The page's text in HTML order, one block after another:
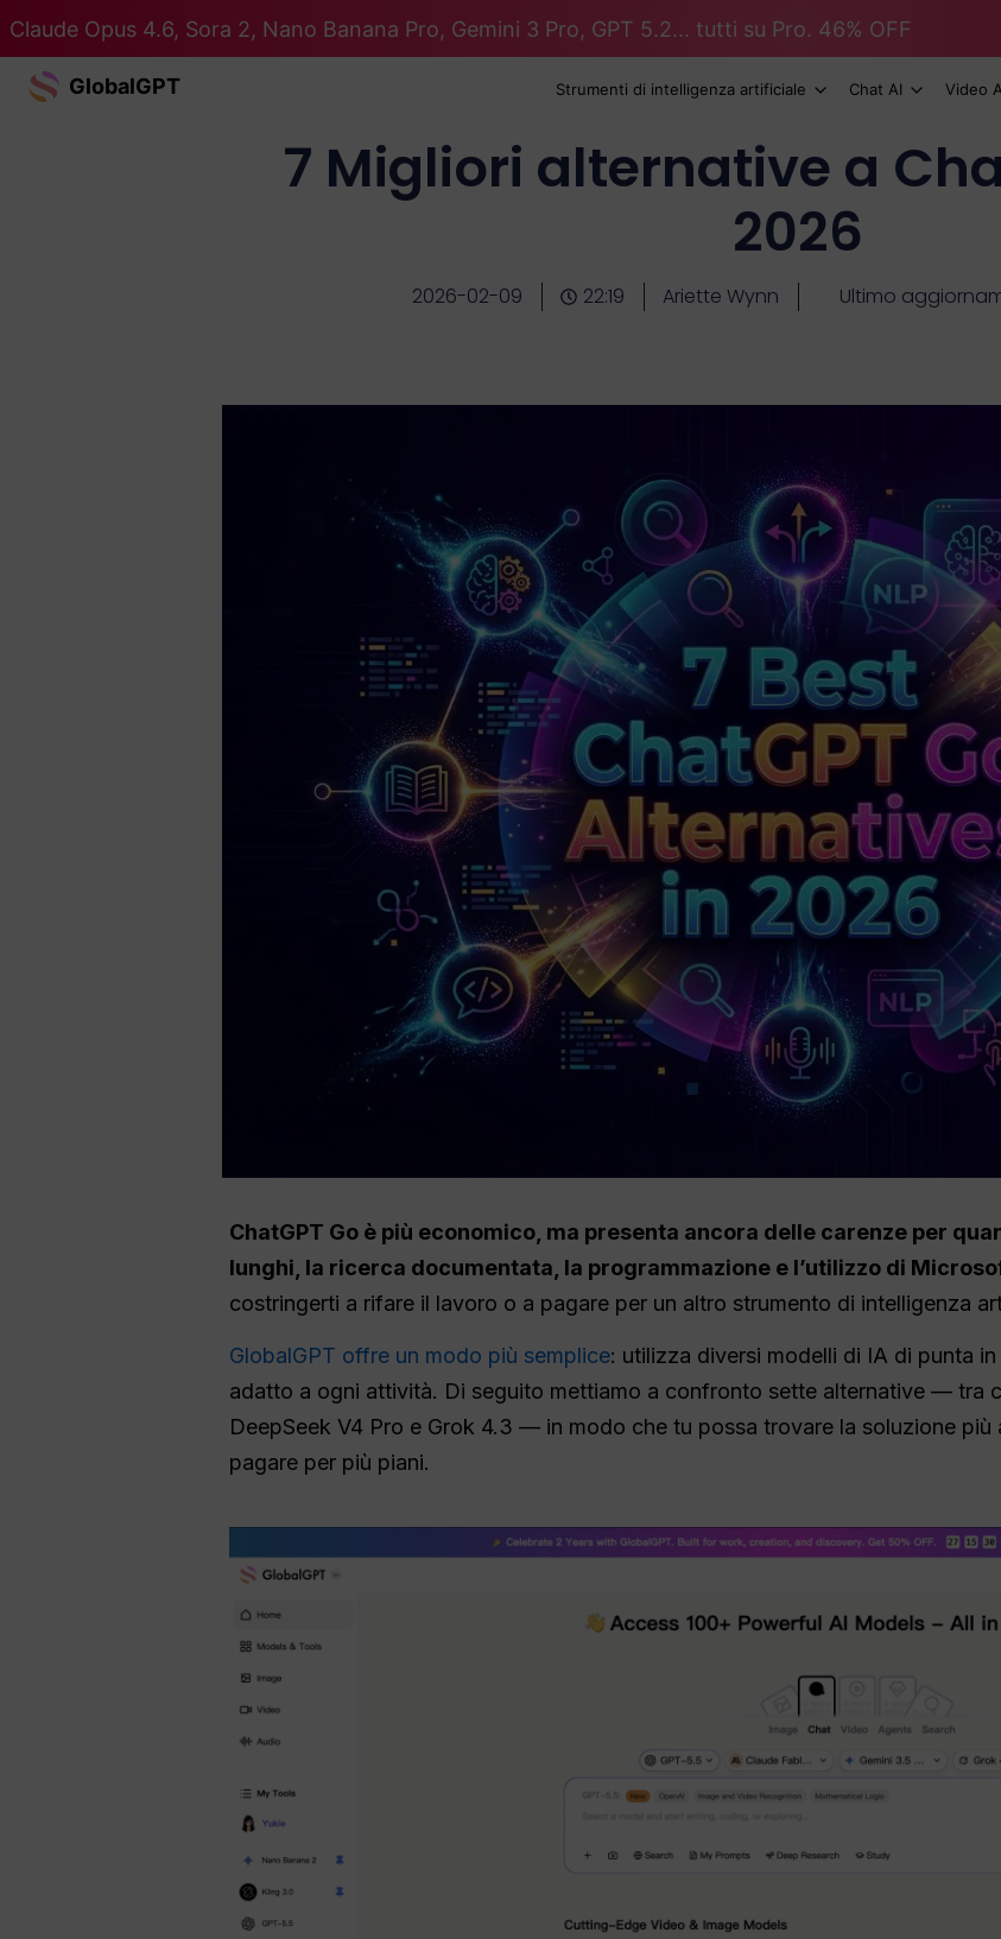
Claude Opus 4.6, Sora 2, Nano Banana Pro, Gemini 3 Pro, GPT 5.2... tutti su Pro. 46% OFF
GlobalGPT Strumenti di intelligenza artificiale Chat AI Video
7 Migliori alternative a
2026
2026-02-09 22:19 Ariette Wynn Ultimo
ChatGPT Go è più economico, ma presenta ancora delle carenze per
lunghi, la ricerca documentata, la programmazione e l’utilizzo di
costringerti a rifare il lavoro o a pagare per un altro strumento di intelligenza
GlobalGPT offre un modo più semplice: utilizza diversi modelli di IA di punta
adatto a ogni attività. Di seguito mettiamo a confronto sette alternative — tra
DeepSeek V4 Pro e Grok 4.3 — in modo che tu possa trovare la soluzione
pagare per più piani.